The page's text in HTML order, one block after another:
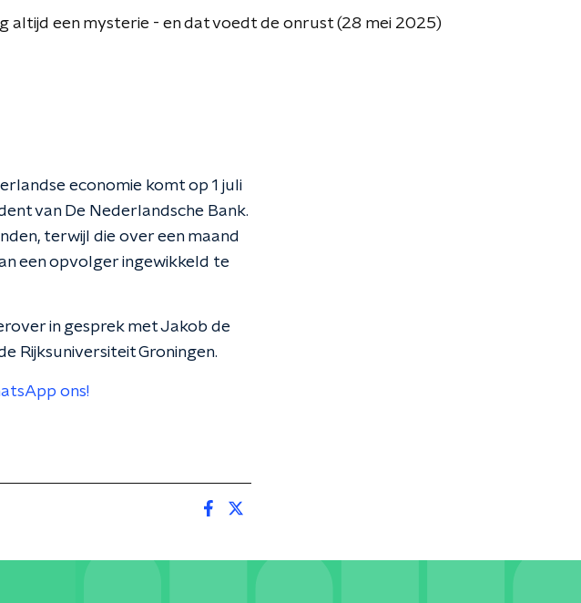
altijd een mysterie - en dat voedt de onrust (28 mei 2025)
economie komt op 1 juli
van De Nederlandsche Bank.
terwijl die over een maand
een opvolger ingewikkeld te
in gesprek met Jakob de
Rijksuniversiteit Groningen.
ons!